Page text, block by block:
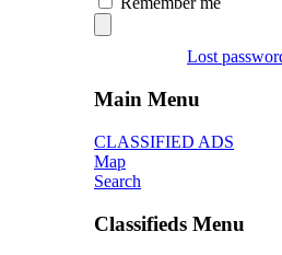
Lost
Main Menu
CLASSIFIED ADS
Map
Search
Classifieds Menu